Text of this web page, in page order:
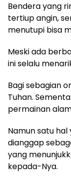
Bendera yang
tertiup angin,
menutupi bisa
Meski ada
ini selalu
Bagi sebagian
Tuhan.
permainan
Namun satu
dianggap
yang
kepada-Nya.